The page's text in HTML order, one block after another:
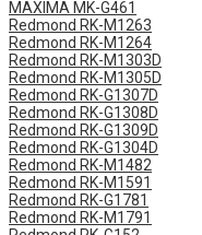
MAXIMA MK-G461
Redmond RK-M1263
Redmond RK-M1264
Redmond RK-M1303D
Redmond RK-M1305D
Redmond RK-G1307D
Redmond RK-G1308D
Redmond RK-G1309D
Redmond RK-G1304D
Redmond RK-M1482
Redmond RK-M1591
Redmond RK-G1781
Redmond RK-M1791